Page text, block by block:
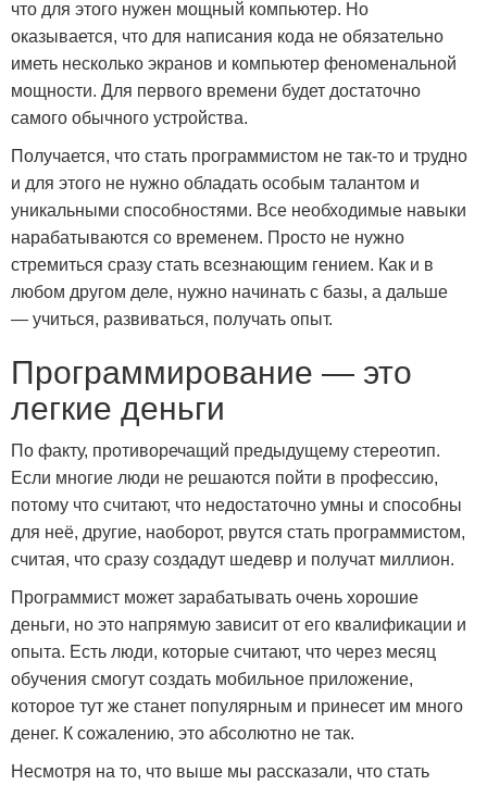
что для этого нужен мощный компьютер. Но
оказывается, что для написания кода не обязательно
иметь несколько экранов и компьютер феноменальной
мощности. Для первого времени будет достаточно
самого обычного устройства.
Получается, что стать программистом не так-то и трудно
и для этого не нужно обладать особым талантом и
уникальными способностями. Все необходимые навыки
нарабатываются со временем. Просто не нужно
стремиться сразу стать всезнающим гением. Как и в
любом другом деле, нужно начинать с базы, а дальше
— учиться, развиваться, получать опыт.
Программирование — это
легкие деньги
По факту, противоречащий предыдущему стереотип.
Если многие люди не решаются пойти в профессию,
потому что считают, что недостаточно умны и способны
для неё, другие, наоборот, рвутся стать программистом,
считая, что сразу создадут шедевр и получат миллион.
Программист может зарабатывать очень хорошие
деньги, но это напрямую зависит от его квалификации и
опыта. Есть люди, которые считают, что через месяц
обучения смогут создать мобильное приложение,
которое тут же станет популярным и принесет им много
денег. К сожалению, это абсолютно не так.
Несмотря на то, что выше мы рассказали, что стать